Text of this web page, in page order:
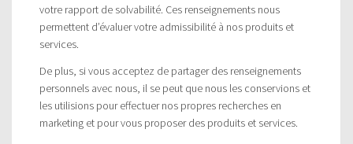
votre rapport de solvabilité. Ces renseignements nous
permettent d’évaluer votre admissibilité à nos produits et
services.
De plus, si vous acceptez de partager des renseignements
personnels avec nous, il se peut que nous les conservions et
les utilisions pour effectuer nos propres recherches en
marketing et pour vous proposer des produits et services.